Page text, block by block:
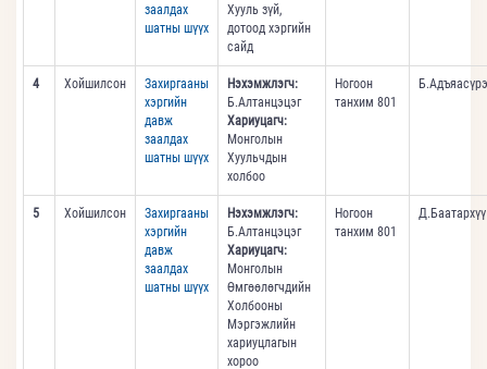
заалдах
шатны шүүх
Хууль зүй,
дотоод хэргийн
сайд
4 Хойшилсон
Захиргааны
хэргийн
давж
заалдах
шатны шүүх
Нэхэмжлэгч:
Б.Алтанцэцэг
Хариуцагч:
Монголын
Хуульчдын
холбоо
Ногоон
танхим 801
5 Хойшилсон
Захиргааны
хэргийн
давж
заалдах
шатны шүүх
Нэхэмжлэгч:
Б.Алтанцэцэг
Хариуцагч:
Монголын
Өмгөөлөгчдийн
Холбооны
Мэргэжлийн
хариуцлагын
хороо
Ногоон
танхим 801
Д.Баатархүү